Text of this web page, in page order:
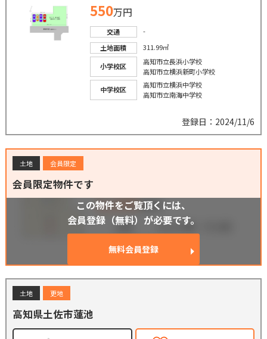
550万円
交通
-
土地面積
311.99㎡
小学校区
高知市立長浜小学校
高知市立横浜新町小学校
中学校区
高知市立横浜中学校
高知市立南海中学校
登録日：2024/11/6
土地 会員限定
会員限定物件です
この物件をご覧頂くには、
会員登録（無料）が必要です。
無料会員登録
土地 更地
高知県土佐市蓮池